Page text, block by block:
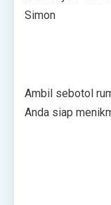
Simon
Ambil sebotol
Anda siap